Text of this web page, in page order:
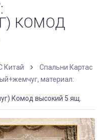
КОМОД
Китай
Спальни Картас
материал:
Комод высокий 5 ящ.